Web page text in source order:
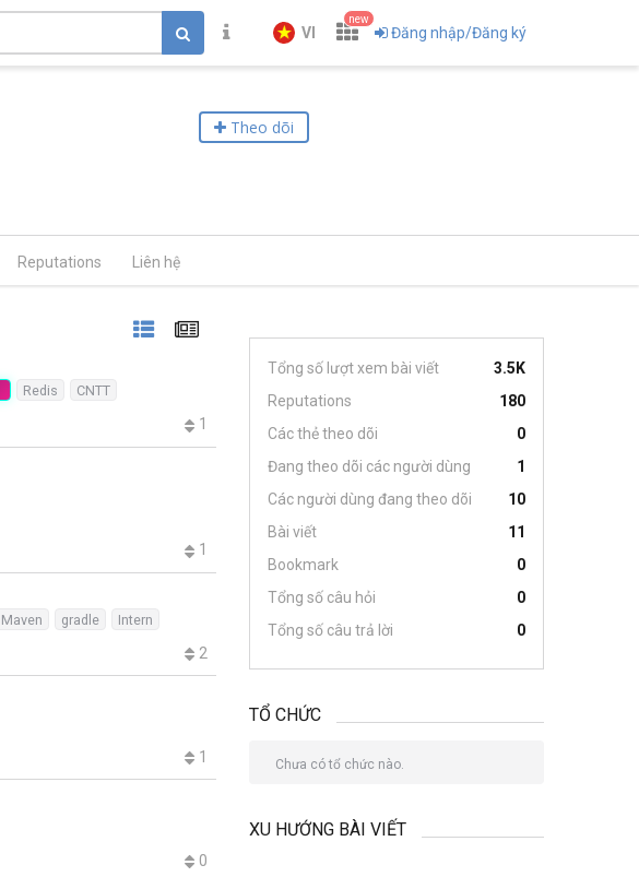
VI
new
Đăng nhập/Đăng ký
Theo dõi
Reputations Liên hệ
Redis CNTT
1
1
Maven gradle Intern
2
1
0
Tổng số lượt xem bài viết
3.5K
Reputations
180
Các thẻ theo dõi
0
Đang theo dõi các người dùng
1
Các người dùng đang theo dõi
10
Bài viết
11
Bookmark
0
Tổng số câu hỏi
0
Tổng số câu trả lời
0
TỔ CHỨC
Chưa có tổ chức nào.
XU HƯỚNG BÀI VIẾT